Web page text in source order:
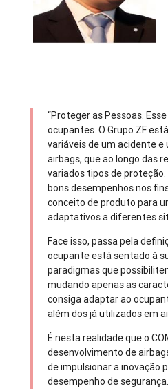
“Proteger as Pessoas.
ocupantes. O Grupo ZF
variáveis de um acidente
airbags, que ao longo das
variados tipos de
bons desempenhos nos
conceito de produto para
adaptativos a diferentes
Face isso, passa pela
ocupante está sentado à
paradigmas que
mudando apenas as
consiga adaptar ao
além dos já utilizados em
É nesta realidade que o
desenvolvimento de
de impulsionar a inovação
desempenho de segurança.